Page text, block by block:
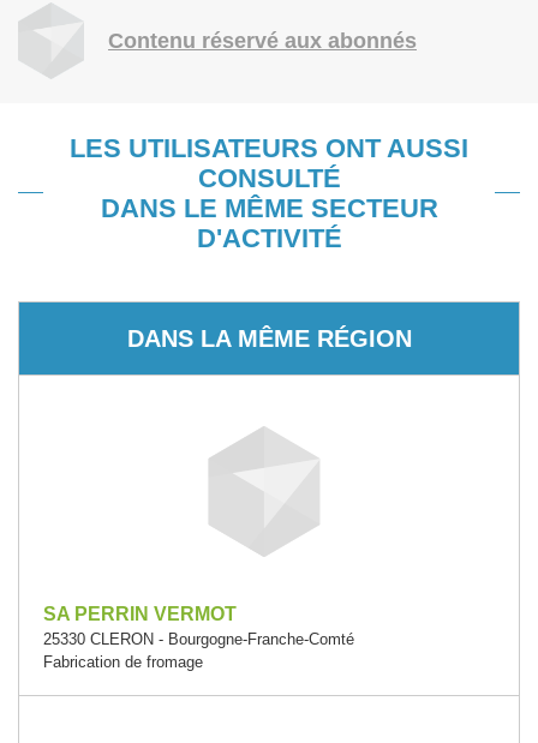
Contenu réservé aux abonnés
LES UTILISATEURS ONT AUSSI
CONSULTÉ
DANS LE MÊME SECTEUR
D'ACTIVITÉ
DANS LA MÊME RÉGION
SA PERRIN VERMOT
25330 CLERON - Bourgogne-Franche-Comté
Fabrication de fromage